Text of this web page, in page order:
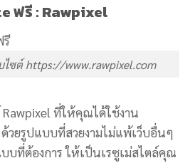
ฟรี : Rawpixel
ไซต์ https://www.rawpixel.com
ที่ให้คุณได้ใช้งาน
วยรูปแบบที่สวยงามไม่แพ้เว็บอื่นๆ
บที่ต้องการ ให้เป็นเรซูเม่สไตล์คุณ